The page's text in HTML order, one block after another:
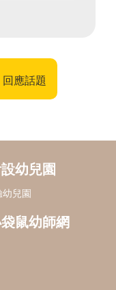
回應話題
幼兒園
幼兒園
鼠幼師網